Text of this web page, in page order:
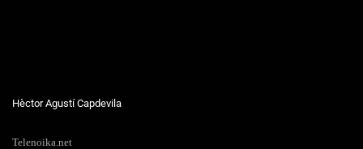
Hèctor Agustí Capdevila
Telenoika.net